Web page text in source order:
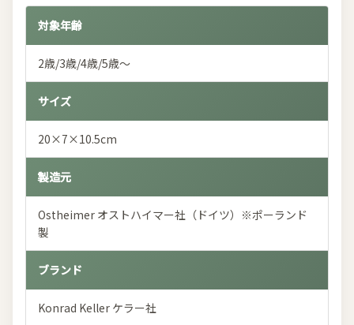
対象年齢
2歳/3歳/4歳/5歳～
サイズ
20×7×10.5cm
製造元
Ostheimer オストハイマー社（ドイツ）※ポーランド
製
ブランド
Konrad Keller ケラー社